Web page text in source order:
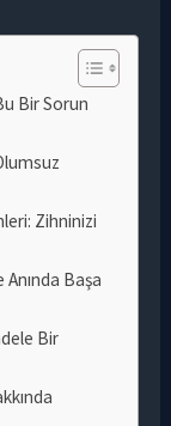
Bir Sorun
Zihninizi
Başa
Bir